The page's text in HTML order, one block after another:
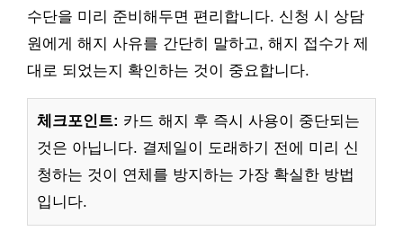
수단을 미리 준비해두면 편리합니다. 신청 시 상담
원에게 해지 사유를 간단히 말하고, 해지 접수가 제
대로 되었는지 확인하는 것이 중요합니다.
체크포인트: 카드 해지 후 즉시 사용이 중단되는
것은 아닙니다. 결제일이 도래하기 전에 미리 신
청하는 것이 연체를 방지하는 가장 확실한 방법
입니다.